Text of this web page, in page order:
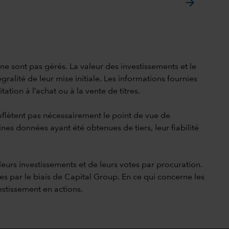
sont pas gérés. La valeur des investissements et le
de leur mise initiale. Les informations fournies
à l’achat ou à la vente de titres.
pas nécessairement le point de vue de
données ayant été obtenues de tiers, leur fiabilité
investissements et de leurs votes par procuration.
par le biais de Capital Group. En ce qui concerne les
en actions.